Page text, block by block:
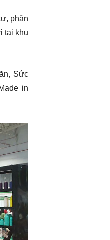
phân
tại khu
Sức
in